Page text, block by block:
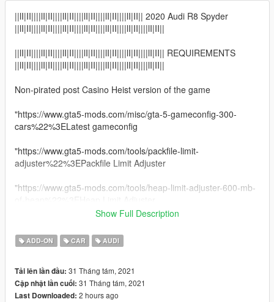
||lI|II||||lI|II||||lI|II||||lI|II||||lI|II||||lI|II|| 2020 Audi R8 Spyder
||lI|II||||lI|II||||lI|II||||lI|II||||lI|II||||lI|II||||lI|II||
||lI|II||||lI|II||||lI|II||||lI|II||||lI|II||||lI|II||||lI|II|| REQUIREMENTS
||lI|II||||lI|II||||lI|II||||lI|II||||lI|II||||lI|II||||lI|II||
Non-pirated post Casino Heist version of the game
"https://www.gta5-mods.com/misc/gta-5-gameconfig-300-
cars%22%3ELatest gameconfig
"https://www.gta5-mods.com/tools/packfile-limit-
adjuster%22%3EPackfile Limit Adjuster
"https://www.gta5-mods.com/tools/heap-limit-adjuster-600-mb-
||lI|II||||lI|II||||lI|II||||lI|II||||lI|II||||lI|II||||lI|II||
Conversion by me HarvinoiiD.
Screenshot HarvinoiiD
Show Full Description
ADD-ON CAR AUDI
Tải lên lần đầu: 31 Tháng tám, 2021
Cập nhật lần cuối: 31 Tháng tám, 2021
Last Downloaded: 2 hours ago